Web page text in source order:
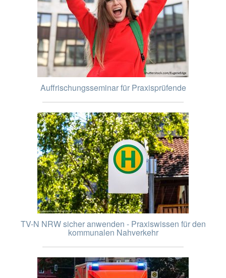
Auffrischungsseminar für Praxisprüfende
TV-N NRW sicher anwenden - Praxiswissen für den
kommunalen Nahverkehr